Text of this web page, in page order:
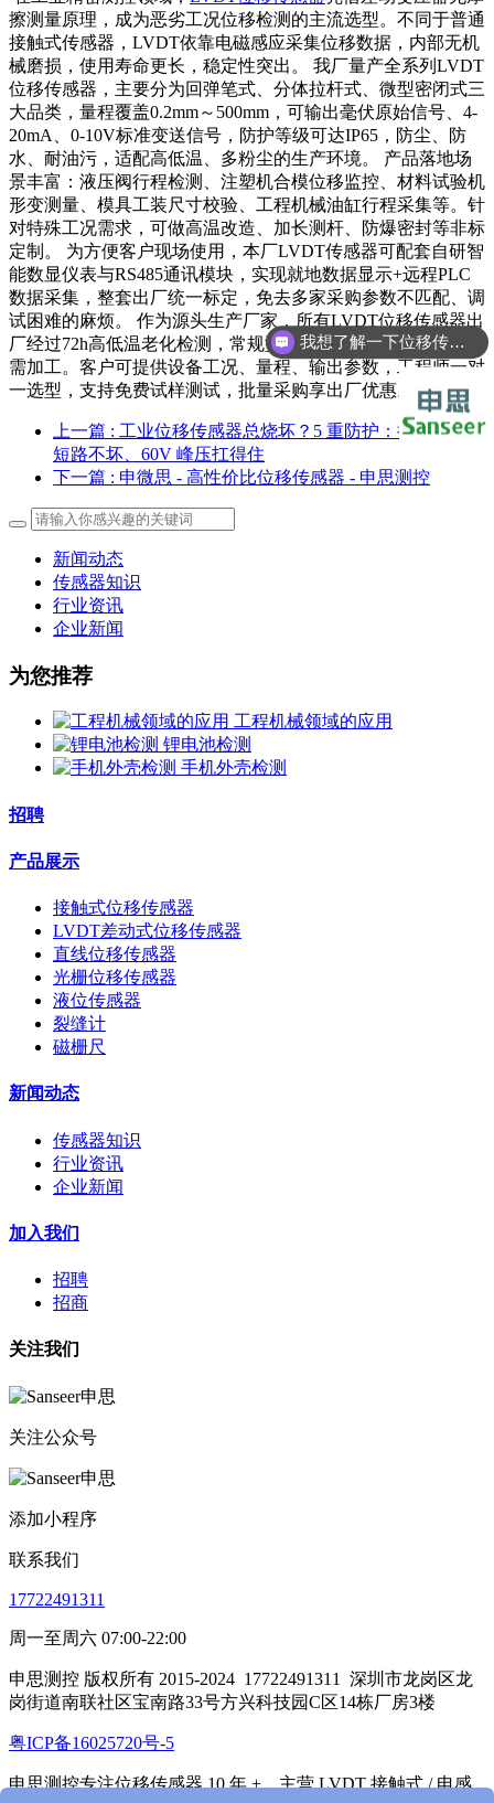
擦测量原理，成为恶劣工况位移检测的主流选型。不同于普通
接触式传感器，LVDT依靠电磁感应采集位移数据，内部无机
械磨损，使用寿命更长，稳定性突出。 我厂量产全系列LVDT
位移传感器，主要分为回弹笔式、分体拉杆式、微型密闭式三
大品类，量程覆盖0.2mm～500mm，可输出毫伏原始信号、4-
20mA、0-10V标准变送信号，防护等级可达IP65，防尘、防
水、耐油污，适配高低温、多粉尘的生产环境。 产品落地场
景丰富：液压阀行程检测、注塑机合模位移监控、材料试验机
形变测量、模具工装尺寸校验、工程机械油缸行程采集等。针
对特殊工况需求，可做高温改造、加长测杆、防爆密封等非标
定制。 为方便客户现场使用，本厂LVDT传感器可配套自研智
能数显仪表与RS485通讯模块，实现就地数据显示+远程PLC
数据采集，整套出厂统一标定，免去多家采购参数不匹配、调
试困难的麻烦。 作为源头生产厂家，所有LVDT位移传感器出
厂经过72h高低温老化检测，常规型号现货库存，非标产品按
需加工。客户可提供设备工况、量程、输出参数，工程师一对
一选型，支持免费试样测试，批量采购享出厂优惠。
上一篇 : 工业位移传感器总烧坏？5 重防护：接反不烧、
短路不坏、60V 峰压扛得住
下一篇 : 申微思 - 高性价比位移传感器 - 申思测控
新闻动态
传感器知识
行业资讯
企业新闻
为您推荐
工程机械领域的应用
锂电池检测
手机外壳检测
招聘
产品展示
接触式位移传感器
LVDT差动式位移传感器
直线位移传感器
光栅位移传感器
液位传感器
裂缝计
磁栅尺
新闻动态
传感器知识
行业资讯
企业新闻
加入我们
招聘
招商
关注我们
关注公众号
添加小程序
联系我们
17722491311
周一至周六 07:00-22:00
申思测控 版权所有 2015-2024 17722491311
深圳市龙岗区龙
岗街道南联社区宝南路33号方兴科技园C区14栋厂房3楼
粤ICP备16025720号-5
申思测控专注位移传感器 10 年 +，主营 LVDT 接触式 / 电感
我想了解一下位移传感器